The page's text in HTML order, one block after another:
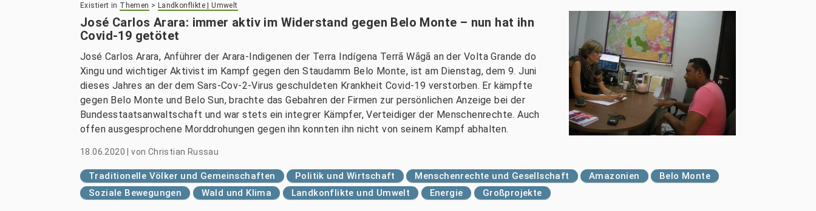
Existiert in Themen > Landkonflikte | Umwelt
José Carlos Arara: immer aktiv im Widerstand gegen Belo Monte – nun hat ihn
Covid-19 getötet
José Carlos Arara, Anführer der Arara-Indigenen der Terra Indígena Terrã Wãgã an der Volta Grande do
Xingu und wichtiger Aktivist im Kampf gegen den Staudamm Belo Monte, ist am Dienstag, dem 9. Juni
dieses Jahres an der dem Sars-Cov-2-Virus geschuldeten Krankheit Covid-19 verstorben. Er kämpfte
gegen Belo Monte und Belo Sun, brachte das Gebahren der Firmen zur persönlichen Anzeige bei der
Bundesstaatsanwaltschaft und war stets ein integrer Kämpfer, Verteidiger der Menschenrechte. Auch
offen ausgesprochene Morddrohungen gegen ihn konnten ihn nicht von seinem Kampf abhalten.
18.06.2020 |von Christian Russau
Traditionelle Völker und Gemeinschaften Politik und Wirtschaft Menschenrechte und Gesellschaft Amazonien
Belo Monte
Soziale Bewegungen
Wald und Klima Landkonflikte und Umwelt Energie Großprojekte